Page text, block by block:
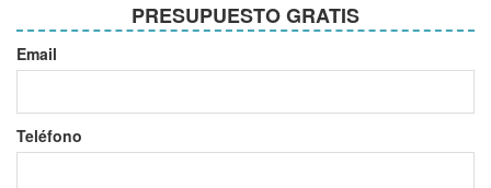
PRESUPUESTO GRATIS
Email
Teléfono